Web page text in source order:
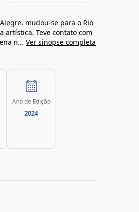
mudou-se para o Rio
artística. Teve contato com
n... Ver sinopse completa
Ano de Edição
2024